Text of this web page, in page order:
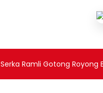
Serka Ramli Gotong